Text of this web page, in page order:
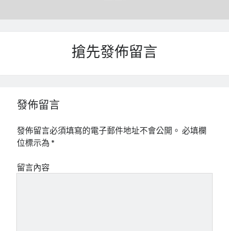
搶先發佈留言
發佈留言
發佈留言必須填寫的電子郵件地址不會公開。 必填欄
位標示為*
留言內容